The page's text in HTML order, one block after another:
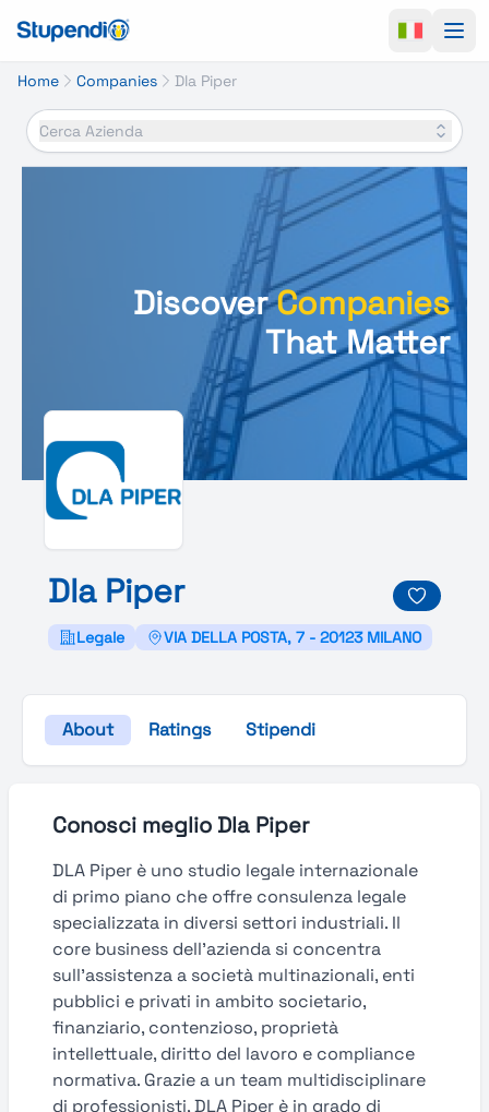
Home Companies Dla Piper
Cerca Azienda
DiscoverCompanies
That Matter
Dla Piper
Legale VIA DELLA POSTA, 7 - 20123 MILANO
About Ratings Stipendi
Conosci meglio Dla Piper
DLA Piper è uno studio legale internazionale
di primo piano che offre consulenza legale
specializzata in diversi settori industriali. Il
core business dell’azienda si concentra
sull’assistenza a società multinazionali, enti
pubblici e privati in ambito societario,
finanziario, contenzioso, proprietà
intellettuale, diritto del lavoro e compliance
normativa. Grazie a un team multidisciplinare
di professionisti, DLA Piper è in grado di